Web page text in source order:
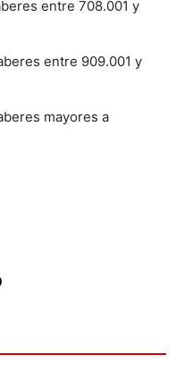
entre 708.001 y
entre 909.001 y
mayores a